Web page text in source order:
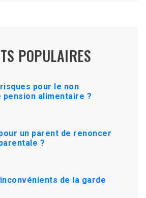
POPULAIRES
pour le non
pension alimentaire ?
un parent de renoncer
?
de la garde